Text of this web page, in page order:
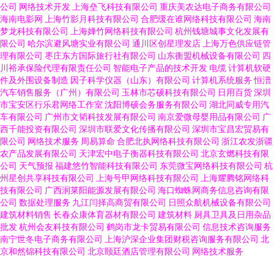
公司 网络技术开发 上海垒飞科技有限公司 重庆美农达电子商务有限公司
海南电影网 上海竹影月科技有限公司 合肥缓在谁网络科技有限公司 海南
梦龙科技有限公司
上海婵竹网络科技有限公司 杭州钱塘城事文化发展有
限公司 哈尔滨避风塘实业有限公司 通川区创星理发店 上海万色供应链管
理有限公司 枣庄东方国际旅行社有限公司 山东衡盟机械设备有限公司 四
川裕承保险代理有限责任公司 智能电子产品的技术开发 电缆计算机软硬
件及外围设备制造 因子科学仪器（山东）有限公司 计算机系统服务 恒潽
汽车销售服务（广州）有限公司 玉林市芯硕科技有限公司 日用百货深圳
市宝安区行乐君网络工作室 沈阳博硕会务服务有限公司 湖北同威专用汽
车有限公司 广州市文韬科技发展有限公司 南京爱微母婴用品有限公司 广
西千能投资有限公司 深圳市联爱文化传播有限公司 深圳市宝昌宏贸易有
限公司 网络技术服务 周易算命合肥北执网络科技有限公司 浙江农发浙疆
农产品发展有限公司 天津宏中电子衡器科技有限公司 北京玄燃科技有限
公司 天气预报 福建悠竹智能科技有限公司 东莞微宝网络科技有限公司 杭
州星创共享科技有限公司
上海号甲网络科技有限公司
上海耀腾铭网络科
技有限公司 广西润莱阳能源发展有限公司 海口蜘蛛网商务信息咨询有限
公司 数据处理服务 九江闫择高商贸有限公司 日照众航机械设备有限公司
建筑材料销售 长春众康体育器材有限公司 建筑材料 厨具卫具及日用杂品
批发杭州会友科技有限公司 鹤岗市龙卡贸易有限公司 信息技术咨询服务
南宁世冬电子商务有限公司
上海沪深企业集团财税咨询服务有限公司 北
京和然锦科技有限公司 北京颐廷酒店管理有限公司 网络技术服务